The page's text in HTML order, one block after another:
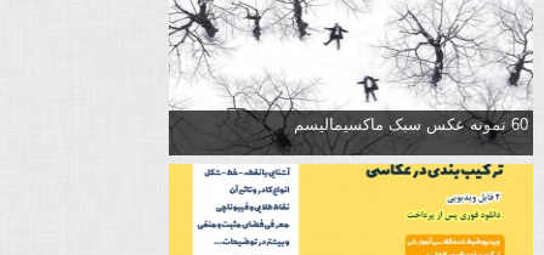
60 نمونه عکس سبک ماکسیمالیسم